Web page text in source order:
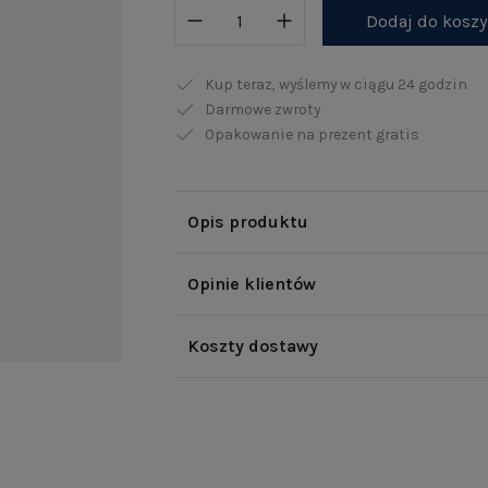
Dodaj do
Kup teraz, wyślemy w ciągu 24 godzin
Darmowe zwroty
Opakowanie na prezent gratis
Opis produktu
Opinie klientów
Koszty dostawy